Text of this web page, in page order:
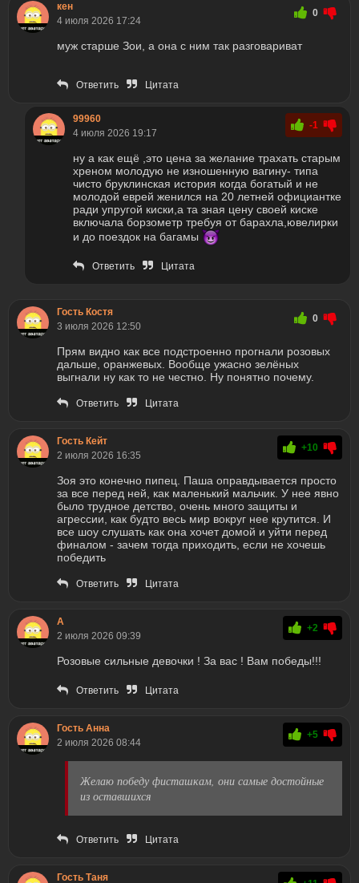
кен
4 июля 2026 17:24
0
муж старше Зои, а она с ним так разговариват
Ответить Цитата
99960
4 июля 2026 19:17
-1
ну а как ещё ,это цена за желание трахать старым
хреном молодую не изношенную вагину- типа
чисто бруклинская история когда богатый и не
молодой еврей женился на 20 летней официантке
ради упругой киски,а та зная цену своей киске
включала борзометр требуя от барахла,ювелирки
и до поездок на багамы
Ответить Цитата
Гость Костя
3 июля 2026 12:50
0
Прям видно как все подстроенно прогнали розовых
дальше, оранжевых. Вообще ужасно зелёных
выгнали ну как то не честно. Ну понятно почему.
Ответить Цитата
Гость Кейт
2 июля 2026 16:35
+10
Зоя это конечно пипец. Паша оправдывается просто
за все перед ней, как маленький мальчик. У нее явно
было трудное детство, очень много защиты и
агрессии, как будто весь мир вокруг нее крутится. И
все шоу слушать как она хочет домой и уйти перед
финалом - зачем тогда приходить, если не хочешь
победить
Ответить Цитата
А
2 июля 2026 09:39
+2
Розовые сильные девочки ! За вас ! Вам победы!!!
Ответить Цитата
Гость Анна
2 июля 2026 08:44
+5
Желаю победу фисташкам, они самые достойные
из оставшихся
Ответить Цитата
Гость Таня